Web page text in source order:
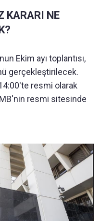
KARARI NE
Ekim ayı toplantısı,
gerçekleştirilecek.
resmi olarak
resmi sitesinde